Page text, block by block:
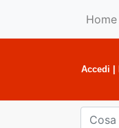
Home
Accedi